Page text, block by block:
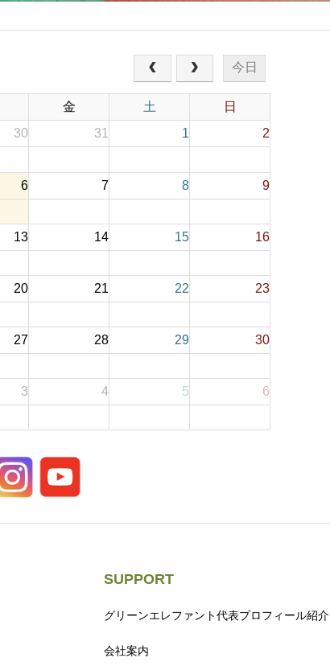
今日
金 土
日
30 31 1 2
6 7 8 9
13 14 15 16
20 21 22 23
27 28 29 30
3 4 5 6
SUPPORT
グリーンエレファント代表プロフィール紹介
会社案内